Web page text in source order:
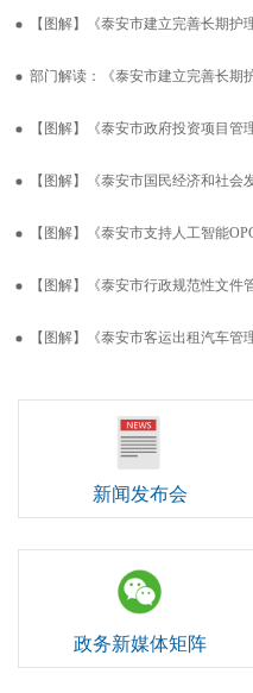
【图解】《泰安市建立完善长期护
【图解】《泰安市政府投资项目管
【图解】《泰安市支持人工智能
【图解】《泰安市行政规范性文件
【图解】《泰安市客运出租汽车管
新闻发布会
政务新媒体矩阵